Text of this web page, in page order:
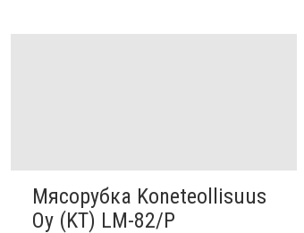
Мясорубка Koneteollisuus
Oy (KT)​ LM-82/P